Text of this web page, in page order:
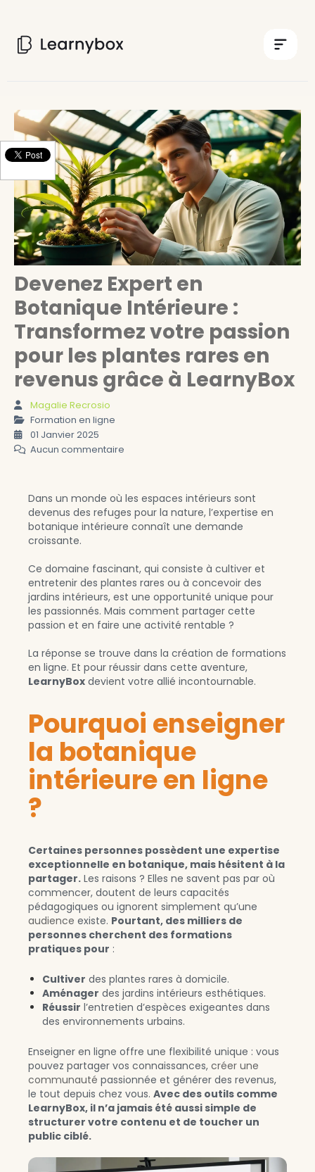
Devenez Expert en
Botanique Intérieure :
Transformez votre passion
pour les plantes rares en
revenus grâce à LearnyBox
Magalie Recrosio
Formation en ligne
01 Janvier 2025
Aucun commentaire
Dans un monde où les espaces intérieurs sont
devenus des refuges pour la nature, l’expertise en
botanique intérieure connaît une demande
croissante.
Ce domaine fascinant, qui consiste à cultiver et
entretenir des plantes rares ou à concevoir des
jardins intérieurs, est une opportunité unique pour
les passionnés. Mais comment partager cette
passion et en faire une activité rentable ?
La réponse se trouve dans la création de formations
en ligne. Et pour réussir dans cette aventure,
LearnyBox devient votre allié incontournable.
Pourquoi enseigner
la botanique
intérieure en ligne
?
Certaines personnes possèdent une expertise
exceptionnelle en botanique, mais hésitent à la
partager. Les raisons ? Elles ne savent pas par où
commencer, doutent de leurs capacités
pédagogiques ou ignorent simplement qu’une
audience existe. Pourtant, des milliers de
personnes cherchent des formations
pratiques pour :
Cultiver des plantes rares à domicile.
Aménager des jardins intérieurs esthétiques.
Réussir l’entretien d’espèces exigeantes dans
des environnements urbains.
Enseigner en ligne offre une flexibilité unique : vous
pouvez partager vos connaissances, créer une
communauté passionnée et générer des revenus,
le tout depuis chez vous. Avec des outils comme
LearnyBox, il n’a jamais été aussi simple de
structurer votre contenu et de toucher un
public ciblé.